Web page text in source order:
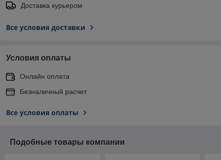
Доставка курьером
Все условия доставки
Условия оплаты
Онлайн оплата
Безналичный расчет
Все условия оплаты
Подобные товары компании